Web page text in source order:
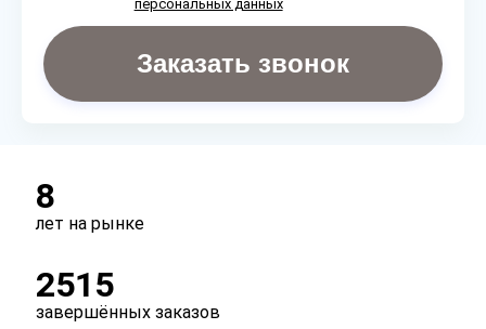
персональных данных
Заказать звонок
8
лет на рынке
2515
завершённых заказов